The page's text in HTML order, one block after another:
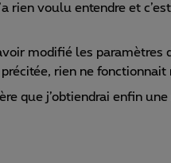
rien voulu entendre et c’est
modifié les paramètres
rien ne fonctionnait
que j’obtiendrai enfin une